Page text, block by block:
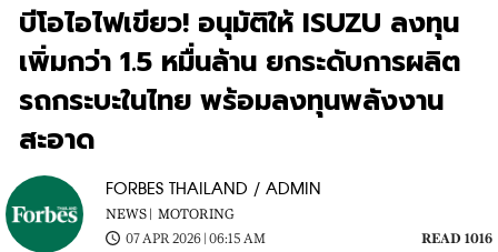
บีโอไอไฟเขียว! อนุมัติให้ ISUZU ลงทุน
เพิ่มกว่า 1.5 หมื่นล้าน ยกระดับการผลิต
รถกระบะในไทย พร้อมลงทุนพลังงาน
สะอาด
FORBES THAILAND / ADMIN
NEWS | MOTORING
07 APR 2026 | 06:15 AM
READ 1016